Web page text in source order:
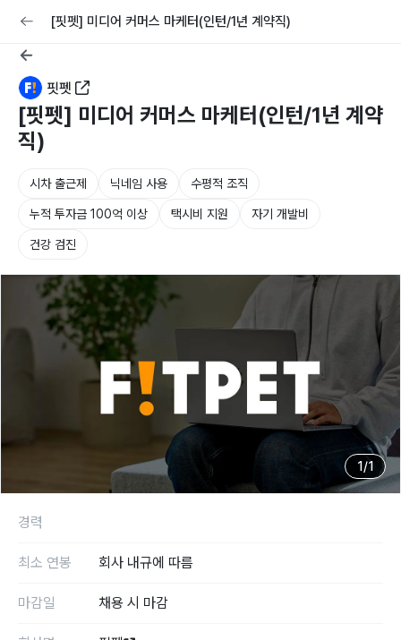
교육 커리어
[핏펫] 미디어 커머스 마케터(인턴/1년 계약직)
핏펫
[핏펫] 미디어 커머스 마케터(인턴/1년 계약
직)
시차 출근제 닉네임 사용 수평적 조직
누적 투자금 100억 이상 택시비 지원 자기 개발비
건강 검진
1 /1
경력
최소 연봉 회사 내규에 따름
마감일 채용 시 마감